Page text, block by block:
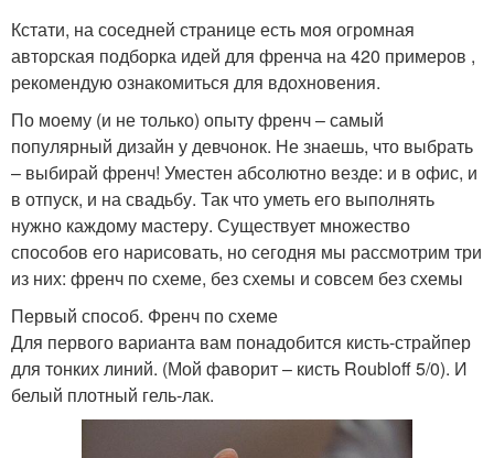
Кстати, на соседней странице есть моя огромная
авторская подборка идей для френча на 420 примеров ,
рекомендую ознакомиться для вдохновения.
По моему (и не только) опыту френч – самый
популярный дизайн у девчонок. Не знаешь, что выбрать
– выбирай френч! Уместен абсолютно везде: и в офис, и
в отпуск, и на свадьбу. Так что уметь его выполнять
нужно каждому мастеру. Существует множество
способов его нарисовать, но сегодня мы рассмотрим три
из них: френч по схеме, без схемы и совсем без схемы
Первый способ. Френч по схеме
Для первого варианта вам понадобится кисть-страйпер
для тонких линий. (Мой фаворит – кисть Roubloff 5/0). И
белый плотный гель-лак.